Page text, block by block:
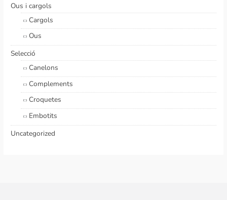
Ous i cargols
Cargols
Ous
Selecció
Canelons
Complements
Croquetes
Embotits
Uncategorized